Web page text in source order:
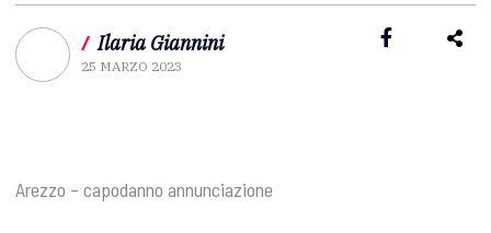
/ Ilaria Giannini
25 MARZO 2023
Arezzo – capodanno annunciazione